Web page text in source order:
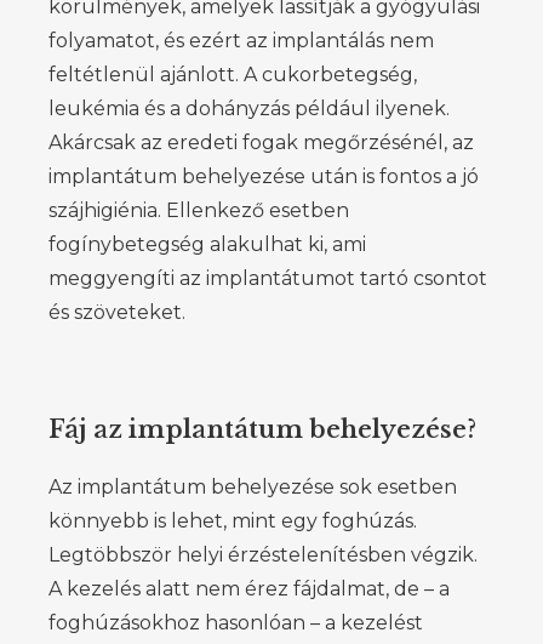
körülmények, amelyek lassítják a gyógyulási
folyamatot, és ezért az implantálás nem
feltétlenül ajánlott. A cukorbetegség,
leukémia és a dohányzás például ilyenek.
Akárcsak az eredeti fogak megőrzésénél, az
implantátum behelyezése után is fontos a jó
szájhigiénia. Ellenkező esetben
fogínybetegség alakulhat ki, ami
meggyengíti az implantátumot tartó csontot
és szöveteket.
Fáj az implantátum behelyezése?
Az implantátum behelyezése sok esetben
könnyebb is lehet, mint egy foghúzás.
Legtöbbször helyi érzéstelenítésben végzik.
A kezelés alatt nem érez fájdalmat, de – a
foghúzásokhoz hasonlóan – a kezelést